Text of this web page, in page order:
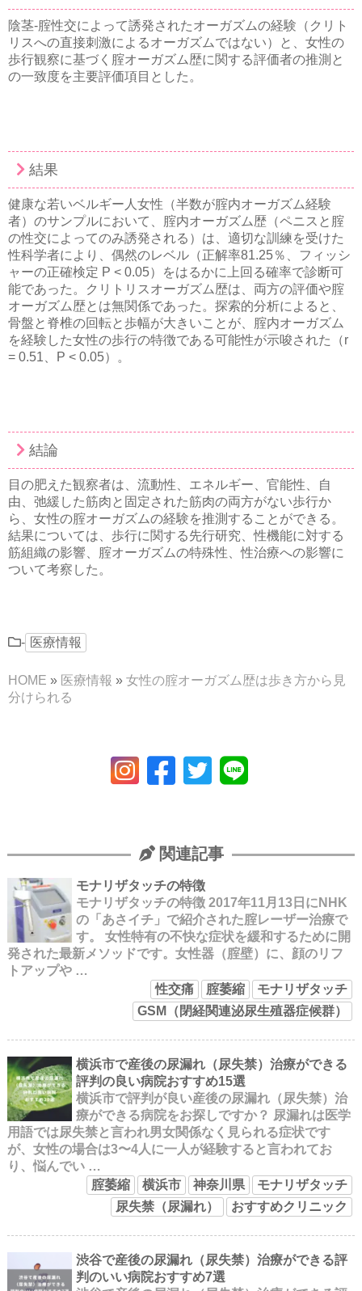
陰茎-腟性交によって誘発されたオーガズムの経験（クリト
リスへの直接刺激によるオーガズムではない）と、女性の
歩行観察に基づく腟オーガズム歴に関する評価者の推測と
の一致度を主要評価項目とした。
結果
健康な若いベルギー人女性（半数が腟内オーガズム経験
者）のサンプルにおいて、腟内オーガズム歴（ペニスと腟
の性交によってのみ誘発される）は、適切な訓練を受けた
性科学者により、偶然のレベル（正解率81.25％、フィッシ
ャーの正確検定 P < 0.05）をはるかに上回る確率で診断可
能であった。クリトリスオーガズム歴は、両方の評価や腟
オーガズム歴とは無関係であった。探索的分析によると、
骨盤と脊椎の回転と歩幅が大きいことが、腟内オーガズム
を経験した女性の歩行の特徴である可能性が示唆された（r
= 0.51、P < 0.05）。
結論
目の肥えた観察者は、流動性、エネルギー、官能性、自
由、弛緩した筋肉と固定された筋肉の両方がない歩行か
ら、女性の腟オーガズムの経験を推測することができる。
結果については、歩行に関する先行研究、性機能に対する
筋組織の影響、腟オーガズムの特殊性、性治療への影響に
ついて考察した。
- 医療情報
HOME » 医療情報 » 女性の腟オーガズム歴は歩き方から見
分けられる
関連記事
モナリザタッチの特徴
モナリザタッチの特徴 2017年11月13日にNHK
の「あさイチ」で紹介された腟レーザー治療で
す。 女性特有の不快な症状を緩和するために開
発された最新メソッドです。女性器（腟壁）に、顔のリフ
トアップや …
性交痛
腟萎縮
モナリザタッチ
GSM（閉経関連泌尿生殖器症候群）
横浜市で産後の尿漏れ（尿失禁）治療ができる
評判の良い病院おすすめ15選
横浜市で評判が良い産後の尿漏れ（尿失禁）治
療ができる病院をお探しですか？ 尿漏れは医学
用語では尿失禁と言われ男女関係なく見られる症状です
が、女性の場合は3〜4人に一人が経験すると言われてお
り、悩んでい …
腟萎縮
横浜市 神奈川県
モナリザタッチ
尿失禁（尿漏れ）
おすすめクリニック
渋谷で産後の尿漏れ（尿失禁）治療ができる評
判のいい病院おすすめ7選